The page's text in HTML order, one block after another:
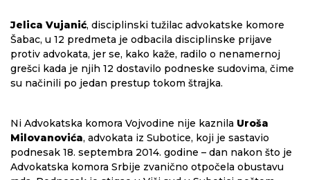
Jelica Vujanić, disciplinski tužilac advokatske komore
Šabac, u 12 predmeta je odbacila disciplinske prijave
protiv advokata, jer se, kako kaže, radilo o nenamernoj
grešci kada je njih 12 dostavilo podneske sudovima, čime
su načinili po jedan prestup tokom štrajka.
Ni Advokatska komora Vojvodine nije kaznila Uroša
Milovanovića, advokata iz Subotice, koji je sastavio
podnesak 18. septembra 2014. godine – dan nakon što je
Advokatska komora Srbije zvanično otpočela obustavu